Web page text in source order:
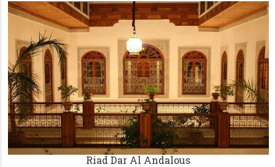
Riad Dar Al Andalous